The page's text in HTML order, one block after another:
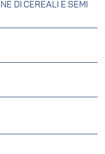
DI CEREALI E SEMI